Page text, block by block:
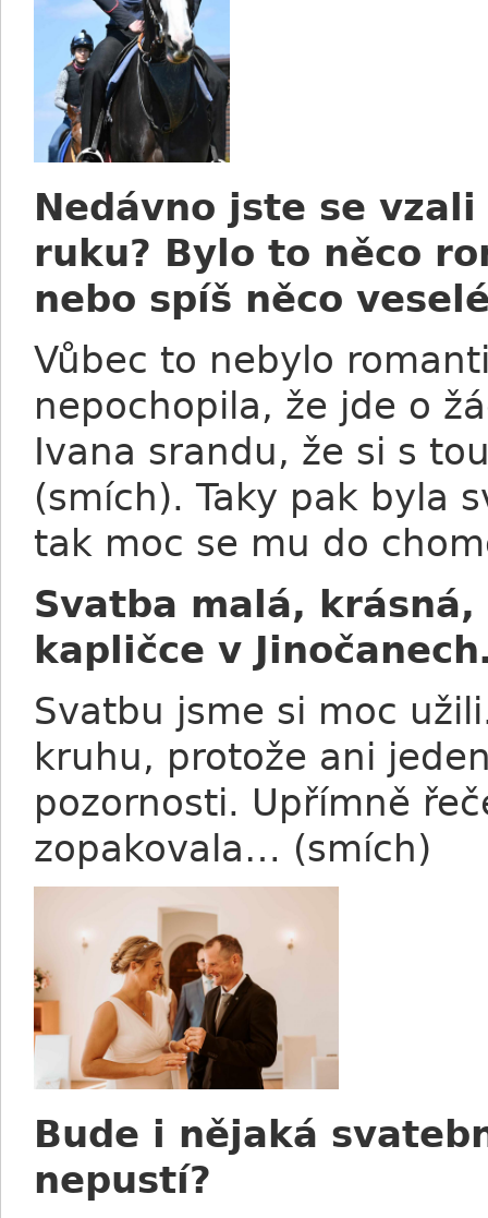
Nedávno jste se
ruku? Bylo to něco
nebo spíš něco
Vůbec to nebylo
nepochopila, že jde o
Ivana srandu, že si s
(smích). Taky pak byla
tak moc se mu do
Svatba malá,
kapličce v
Svatbu jsme si moc
kruhu, protože ani
pozornosti. Upřímně
zopakovala… (smích)
Bude i nějaká
nepustí?